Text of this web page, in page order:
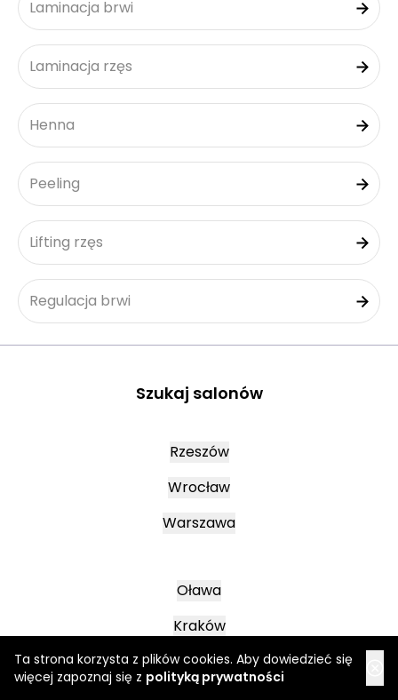
Ta strona korzysta z plików cookies. Aby dowiedzieć się
więcej zapoznaj się z polityką prywatności
Laminacja brwi
Laminacja rzęs
Henna
Peeling
Lifting rzęs
Regulacja brwi
Szukaj salonów
Rzeszów
Wrocław
Warszawa
Oława
Kraków
Lublin